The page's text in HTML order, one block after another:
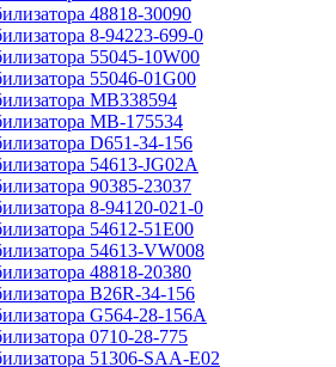
48818-30090
8-94223-699-0
55045-10W00
55046-01G00
MB338594
MB-175534
D651-34-156
54613-JG02A
90385-23037
8-94120-021-0
54612-51E00
54613-VW008
48818-20380
B26R-34-156
G564-28-156A
0710-28-775
51306-SAA-E02